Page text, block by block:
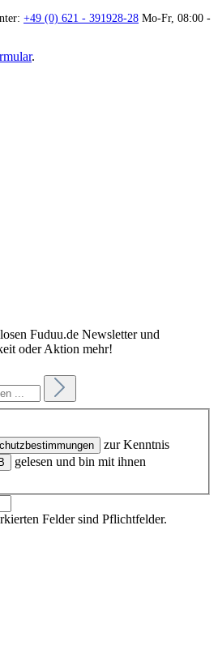
+49 (0) 621 - 391928-28 Mo-Fr, 08:00 -
.
Fuduu.de Newsletter und
oder Aktion mehr!
zur Kenntnis
gelesen und bin mit ihnen
Felder sind Pflichtfelder.